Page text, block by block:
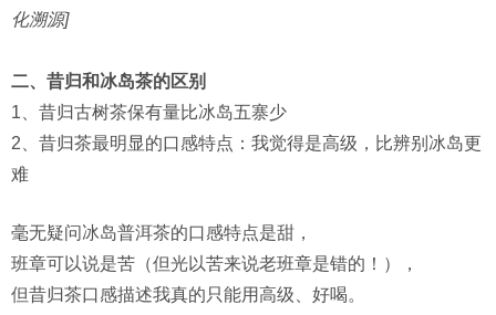
化溯源]
二、昔归和冰岛茶的区别
1、昔归古树茶保有量比冰岛五寨少
2、昔归茶最明显的口感特点：我觉得是高级，比辨别冰岛更
难
毫无疑问冰岛普洱茶的口感特点是甜，
班章可以说是苦（但光以苦来说老班章是错的！），
但昔归茶口感描述我真的只能用高级、好喝。